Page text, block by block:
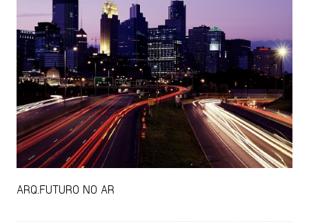
ARQ.FUTURO NO AR